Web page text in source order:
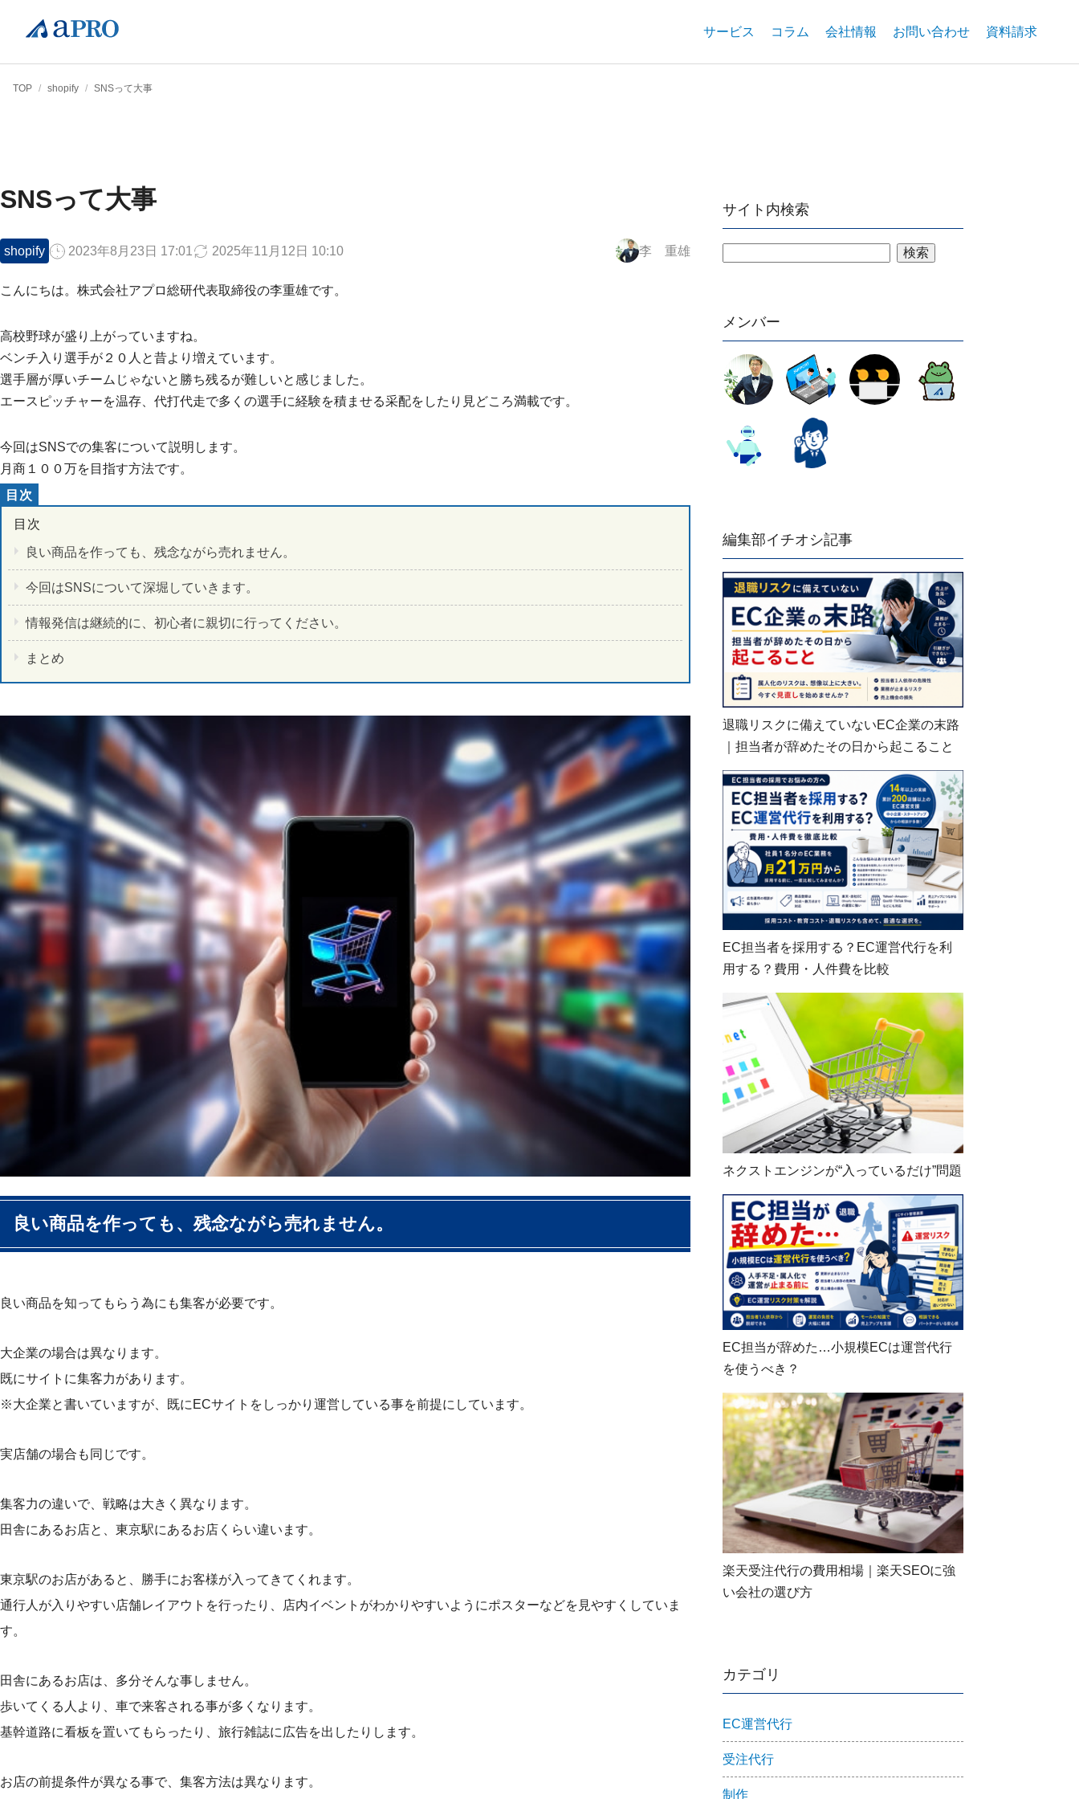
サービス コラム 会社情報 お問い合わせ 資料請求
TOP / shopify / SNSって大事
SNSって大事
shopify 2023年8月23日 17:01 2025年11月12日 10:10 李 重雄
こんにちは。株式会社アプロ総研代表取締役の李重雄です。
高校野球が盛り上がっていますね。
ベンチ入り選手が２０人と昔より増えています。
選手層が厚いチームじゃないと勝ち残るが難しいと感じました。
エースピッチャーを温存、代打代走で多くの選手に経験を積ませる采配をしたり見どころ満載です。
今回はSNSでの集客について説明します。
月商１００万を目指す方法です。
良い商品を作っても、残念ながら売れません。
今回はSNSについて深堀していきます。
情報発信は継続的に、初心者に親切に行ってください。
まとめ
良い商品を作っても、残念ながら売れません。
良い商品を知ってもらう為にも集客が必要です。
大企業の場合は異なります。
既にサイトに集客力があります。
※大企業と書いていますが、既にECサイトをしっかり運営している事を前提にしています。
実店舗の場合も同じです。
集客力の違いで、戦略は大きく異なります。
田舎にあるお店と、東京駅にあるお店くらい違います。
東京駅のお店があると、勝手にお客様が入ってきてくれます。
通行人が入りやすい店舗レイアウトを行ったり、店内イベントがわかりやすいようにポスターなどを見やすくしていま
す。
田舎にあるお店は、多分そんな事しません。
歩いてくる人より、車で来客される事が多くなります。
基幹道路に看板を置いてもらったり、旅行雑誌に広告を出したりします。
お店の前提条件が異なる事で、集客方法は異なります。
サイト内検索
検索
メンバー
編集部イチオシ記事
退職リスクに備えていないEC企業の末路
｜担当者が辞めたその日から起こること
EC担当者を採用する？EC運営代行を利
用する？費用・人件費を比較
ネクストエンジンが“入っているだけ”問題
EC担当が辞めた…小規模ECは運営代行
を使うべき？
楽天受注代行の費用相場｜楽天SEOに強
い会社の選び方
カテゴリ
EC運営代行
受注代行
制作